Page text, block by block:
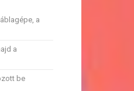
a
a
be